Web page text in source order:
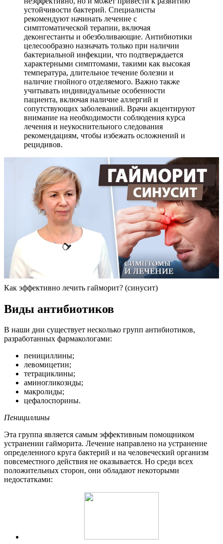
устойчивости бактерий. Специалисты
рекомендуют начинать лечение с
симптоматической терапии, включая
деконгестанты и обезболивающие. Антибиотики
целесообразно назначать только при наличии
бактериальной инфекции, что подтверждается
характерными симптомами, такими как высокая
температура, длительное течение болезни и
наличие гнойного отделяемого. Важно также
учитывать индивидуальные особенности
пациента, включая наличие аллергий и
сопутствующих заболеваний. Врачи акцентируют
внимание на необходимости соблюдения курса
лечения и неукоснительного следования
рекомендациям, чтобы избежать осложнений и
рецидивов.
Как эффективно лечить гайморит? (синусит)
Виды антибиотиков
В наши дни существует несколько групп антибиотиков,
разработанных фармакологами:
пенициллины;
левомицетин;
тетрациклины;
аминогликозиды;
макролиды;
цефалоспорины.
Пенициллины
Эта группа является самым эффективным помощником
устранении гайморита. Лечение направлено на устранение
определенного круга бактерий и на человеческий организм
повсеместного действия не оказывается. Но среди всех
положительных сторон, они обладают некоторыми
недостатками: